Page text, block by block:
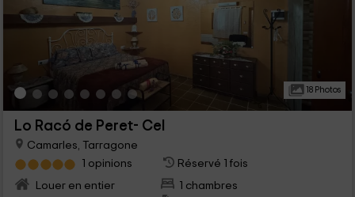
18 Photos
Lo Racó de Peret- Cel
Camarles, Tarragone
1 opinions
Réservé 1 fois
Louer en entier
1 chambres